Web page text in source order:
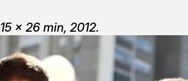
x 26 min, 2012.